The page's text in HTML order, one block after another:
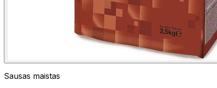
Sausas maistas